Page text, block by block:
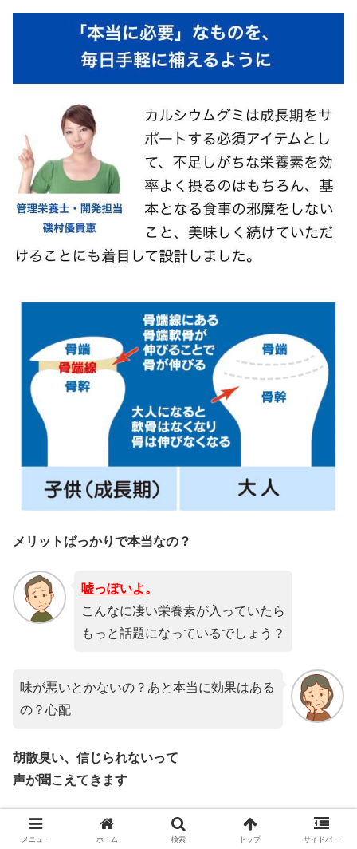
メリットばっかりで本当なの？
嘘っぽいよ 。
こんなに凄い栄養素が入っていたら
もっと話題になっているでしょう？
味が悪いとかないの？あと本当に効果はある
の？心配
胡散臭い、信じられないって
声が聞こえてきます
カルシウムグミの評判は良いです。いろいろ
メニュー ホーム 検索 トップ サイドバー